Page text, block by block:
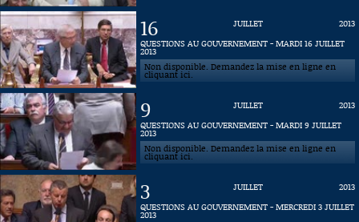
16 JUILLET
2013
QUESTIONS AU GOUVERNEMENT - MARDI 16 JUILLET
2013
Non disponible. Demandez la mise en ligne en
cliquant ici.
9 JUILLET
2013
QUESTIONS AU GOUVERNEMENT - MARDI 9 JUILLET
2013
Non disponible. Demandez la mise en ligne en
cliquant ici.
3 JUILLET
2013
QUESTIONS AU GOUVERNEMENT - MERCREDI 3 JUILLET
2013